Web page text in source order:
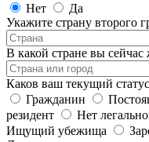
Нет
Да
Укажите страну второго
В какой стране вы сейчас
Каков ваш текущий
Гражданин
резидент
Нет
Ищущий убежища